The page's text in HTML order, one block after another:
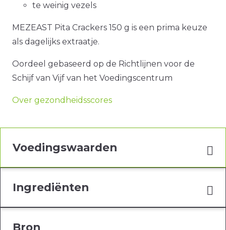
te weinig vezels
MEZEAST Pita Crackers 150 g is een prima keuze
als dagelijks extraatje.
Oordeel gebaseerd op de Richtlijnen voor de
Schijf van Vijf van het Voedingscentrum
Over gezondheidsscores
Voedingswaarden
Ingrediënten
Bron